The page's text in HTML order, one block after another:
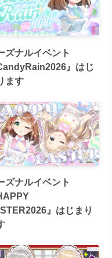
ズナルイベント
』はじ
ます
ズナルイベント
』はじまり